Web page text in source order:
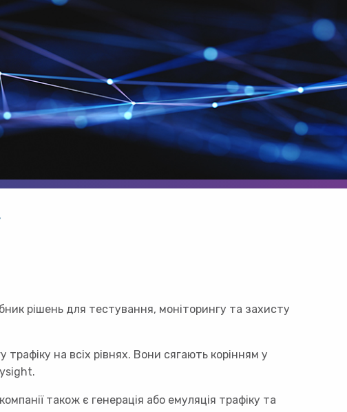
рішень для тестування, моніторингу та захисту
на всіх рівнях. Вони сягають корінням у
також є генерація або емуляція трафіку та